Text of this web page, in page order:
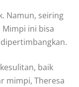
Namun, seiring
ini bisa
baik
mimpi, Theresa